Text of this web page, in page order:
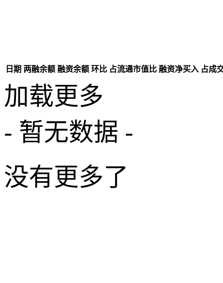
日期 两融余额 融资余额 环比 占流通市值比 融资净买入 占成
加载更多
- 暂无数据 -
没有更多了